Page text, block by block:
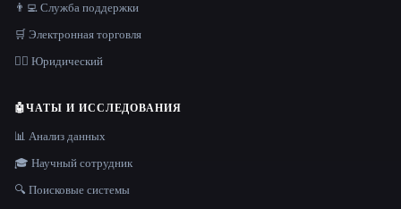
👨‍💻 Служба поддержки
🛒 Электронная торговля
👩‍⚖️ Юридический
🤖ЧАТЫ И ИССЛЕДОВАНИЯ
📊 Анализ данных
🎓 Научный сотрудник
🔍 Поисковые системы